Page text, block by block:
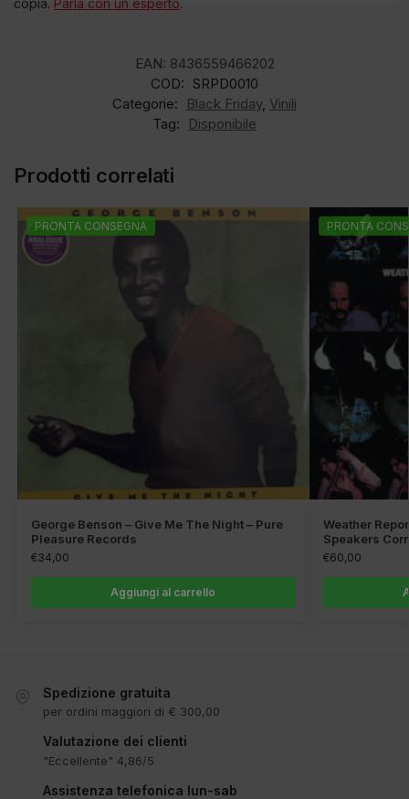
copia. Parla con un esperto.
EAN: 8436559466202
COD: SRPD0010
Categorie:
Black Friday, Vinili
Tag:
Disponibile
Prodotti correlati
PRONTA CONSEGNA
George Benson – Give Me The Night – Pure
Pleasure Records
€34,00
Aggiungi al carrello
PRONTA
Weather
Speakers
€60,00
Spedizione gratuita
per ordini maggiori di € 300,00
Valutazione dei clienti
"Eccellente" 4,86/5
Assistenza telefonica lun-sab